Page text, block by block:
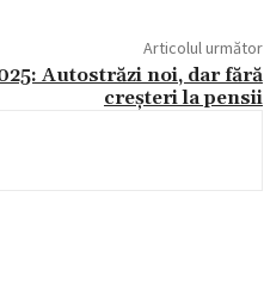
Articolul următor
Autostrăzi noi, dar fără
creșteri la pensii